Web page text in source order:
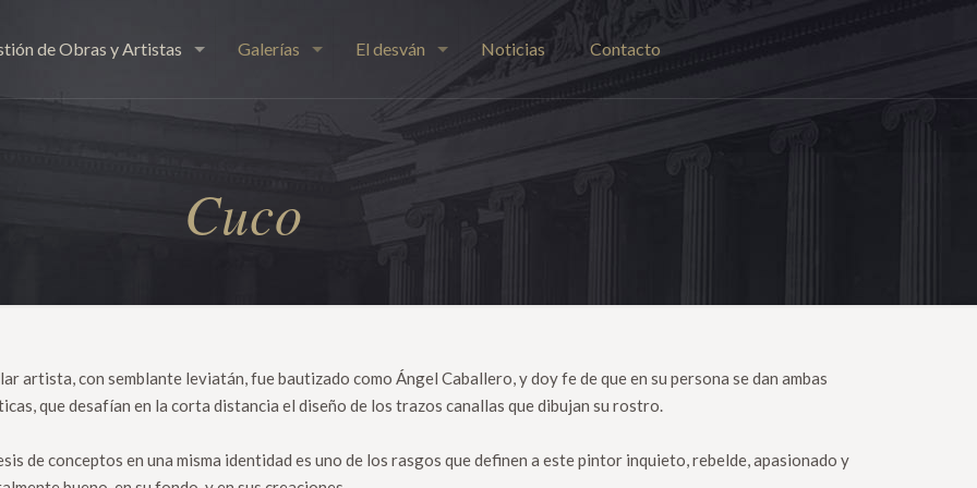
de Obras y Artistas Galerías El desván Noticias Contacto
Cuco
artista, con semblante leviatán, fue bautizado como Ángel Caballero, y doy fe de que en su persona se dan ambas
que desafían en la corta distancia el diseño de los trazos canallas que dibujan su rostro.
de conceptos en una misma identidad es uno de los rasgos que definen a este pintor inquieto, rebelde, apasionado y